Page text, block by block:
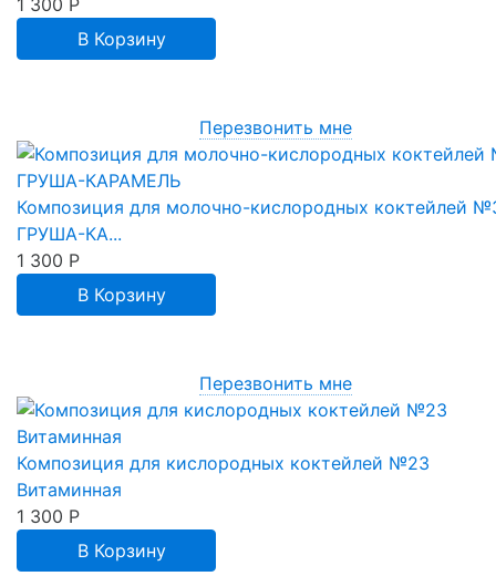
1 300 Р
В Корзину
Перезвонить мне
Композиция для молочно-кислородных коктейлей
ГРУША-КА...
1 300 Р
В Корзину
Перезвонить мне
Композиция для кислородных коктейлей №23
Витаминная
1 300 Р
В Корзину